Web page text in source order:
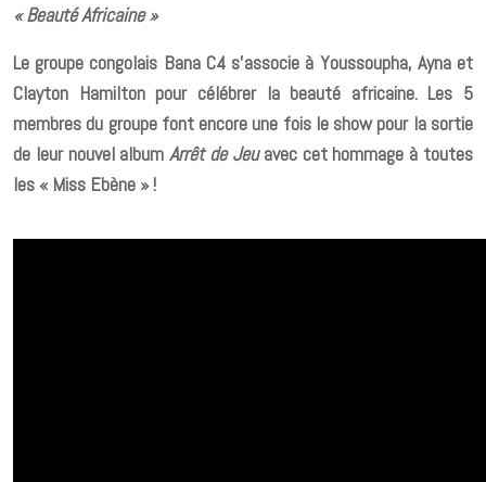
« Beauté Africaine »
Le groupe congolais Bana C4 s’associe à Youssoupha, Ayna et
Clayton Hamilton pour célébrer la beauté africaine. Les 5
membres du groupe font encore une fois le show pour la sortie
de leur nouvel albumArrêt de Jeuavec cet hommage à toutes
les « Miss Ebène » !